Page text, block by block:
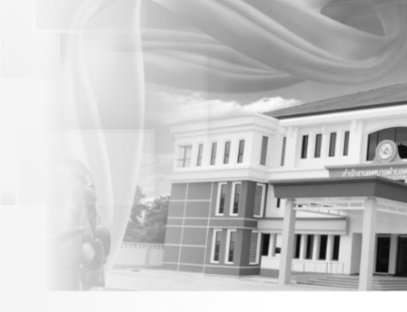
คำสั่งเทศบาลตำบล
ดอนเจดีย์ เรื่องแต่งตั้งคณะ
กรรมการส่งเสริมการกีฬา
นันทนาการและออกกำลัง
กาย เทศบาลตำบล
ดอนเจดีย์